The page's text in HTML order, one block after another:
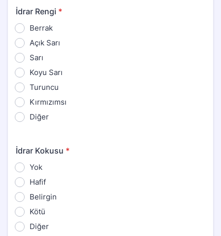
İdrar Rengi *
Berrak
Açık Sarı
Sarı
Koyu Sarı
Turuncu
Kırmızımsı
Diğer
İdrar Kokusu *
Yok
Hafif
Belirgin
Kötü
Diğer